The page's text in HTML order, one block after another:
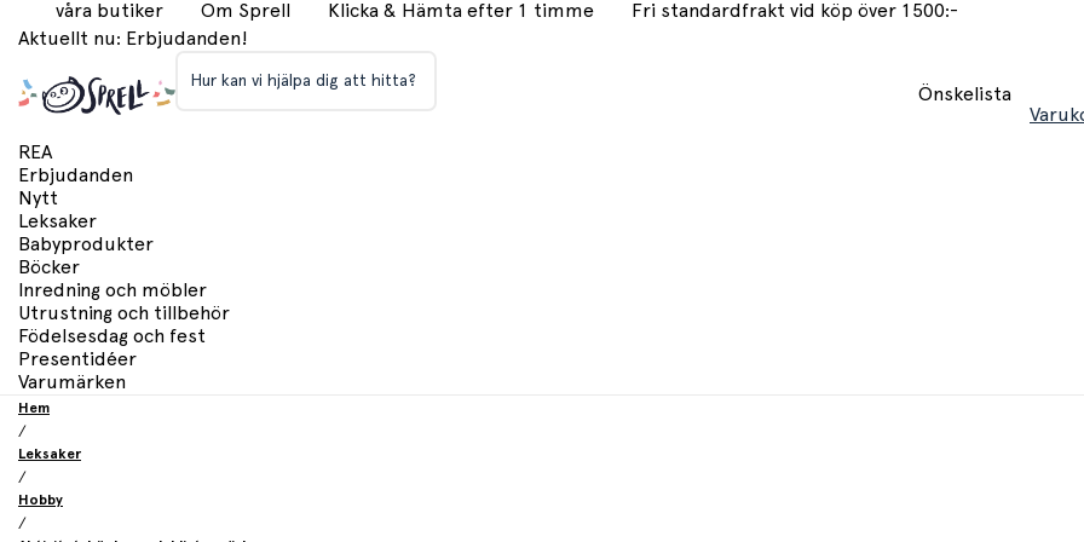
våra butiker Om Sprell Klicka & Hämta efter 1 timme
Fri standardfrakt vid köp över 1500:-
Aktuellt nu: Erbjudanden!
Hur kan vi hjälpa dig att hitta?
Önskelista
REA
Erbjudanden
Nytt
Leksaker
Babyprodukter
Böcker
Inredning och möbler
Utrustning och tillbehör
Födelsesdag och fest
Presentidéer
Varumärken
Hem
/
Leksaker
/
Hobby
/